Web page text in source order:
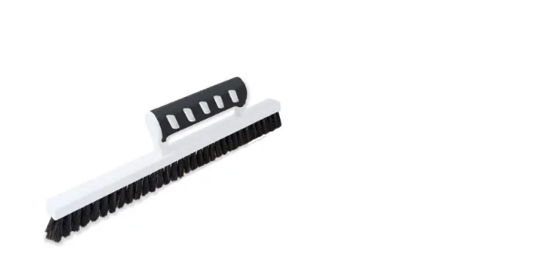
Leverantörens artikelnummer: 6955